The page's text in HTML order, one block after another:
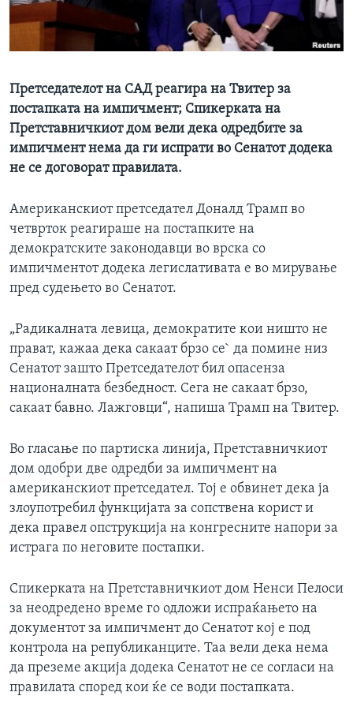
Јазици
Претседателот на САД реагира на Твитер за
постапката на импичмент; Спикерката на
Претставничкиот дом вели дека одредбите за
импичмент нема да ги испрати во Сенатот додека
не се договорат правилата.
Американскиот претседател Доналд Трамп во
четврток реагираше на постапките на
демократските законодавци во врска со
импичментот додека легислативата е во мирување
пред судењето во Сенатот.
„Радикалната левица, демократите кои ништо не
прават, кажаа дека сакаат брзо се` да помине низ
Сенатот зашто Претседателот бил опасенза
националната безбедност. Сега не сакаат брзо,
сакаат бавно. Лажговци“, напиша Трамп на Твитер.
Во гласање по партиска линија, Претставничкиот
дом одобри две одредби за импичмент на
американскиот претседател. Тој е обвинет дека ја
злоупотребил функцијата за сопствена корист и
дека правел опструкција на конгресните напори за
истрага по неговите постапки.
Спикерката на Претставничкиот дом Ненси Пелоси
за неодредено време го одложи испраќањето на
документот за импичмент до Сенатот кој е под
контрола на републиканците. Таа вели дека нема
да преземе акција додека Сенатот не се согласи на
правилата според кои ќе се води постапката.